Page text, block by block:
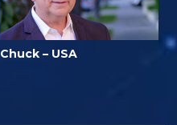
Chuck – USA